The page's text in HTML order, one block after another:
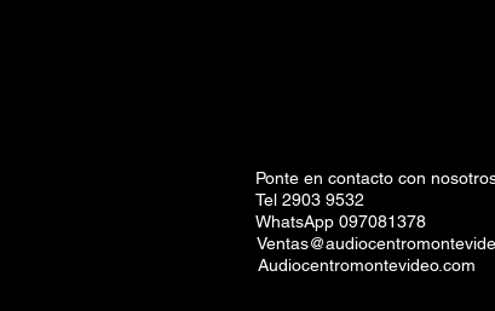
Ponte en contacto con
Tel 2903 9532
WhatsApp 097081378
Audiocentromontevideo.com